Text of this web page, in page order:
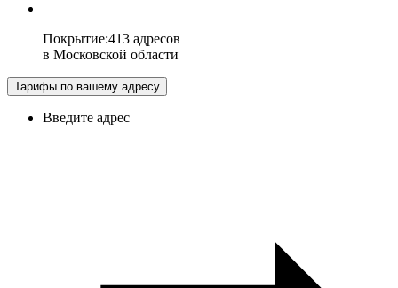
Покрытие:413 адресов
в Московской области
Тарифы по вашему адресу
Введите адрес